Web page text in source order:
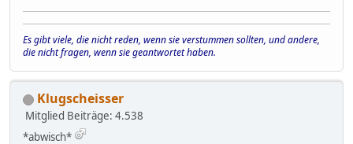
Es gibt viele, die nicht reden, wenn sie verstummen sollten, und andere,
die nicht fragen, wenn sie geantwortet haben.
Klugscheisser
Mitglied Beiträge: 4.538
*abwisch*